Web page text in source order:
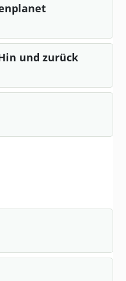
und zurück